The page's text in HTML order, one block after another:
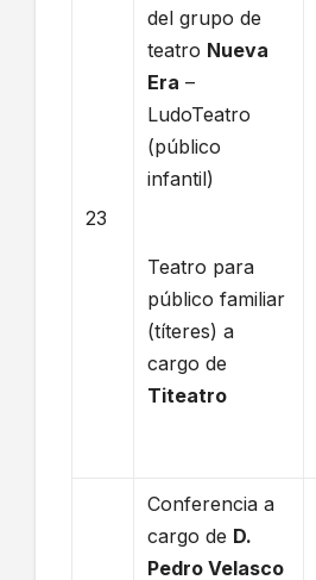
23
del grupo de
teatro Nueva
Era –
LudoTeatro
(público
infantil)
Teatro para
público familiar
(títeres) a
cargo de
Titeatro
Conferencia a
cargo de D.
Pedro Velasco